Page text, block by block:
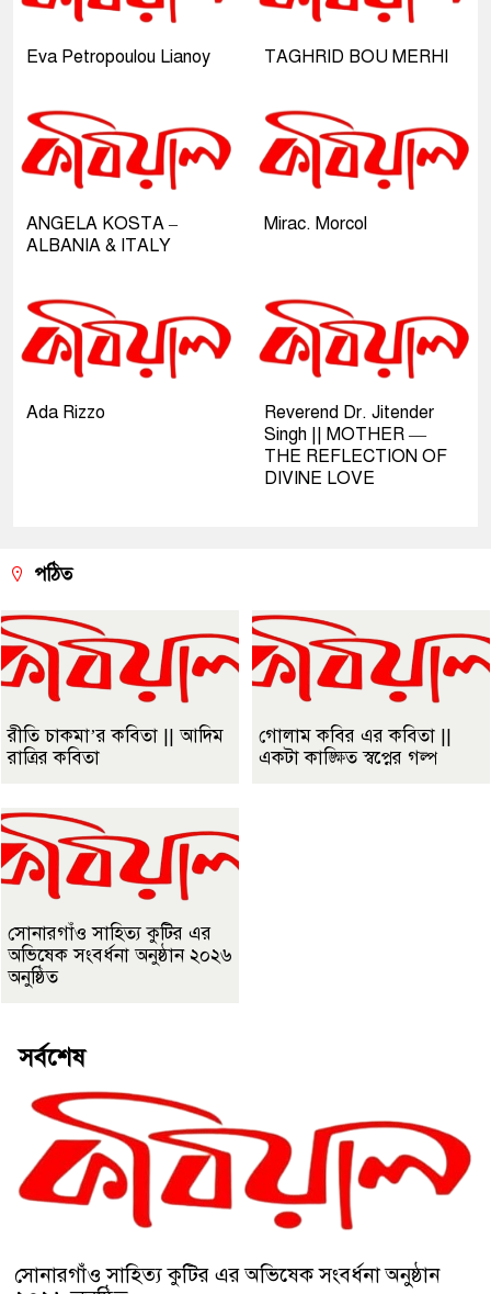
Eva Petropoulou Lianoy TAGHRID BOU MERHI
ANGELA KOSTA –
ALBANIA & ITALY
Mirac. Morcol
Ada Rizzo
Reverend Dr. Jitender
Singh || MOTHER —
THE REFLECTION OF
DIVINE LOVE
পঠিত
রীতি চাকমা’র কবিতা || আদিম
রাত্রির কবিতা
গোলাম কবির এর কবিতা ||
একটা কাঙ্ক্ষিত স্বপ্নের গল্প
সোনারগাঁও সাহিত্য কুটির এর
অভিষেক সংবর্ধনা অনুষ্ঠান ২০২৬
অনুষ্ঠিত
সর্বশেষ
সোনারগাঁও সাহিত্য কুটির এর অভিষেক সংবর্ধনা অনুষ্ঠান